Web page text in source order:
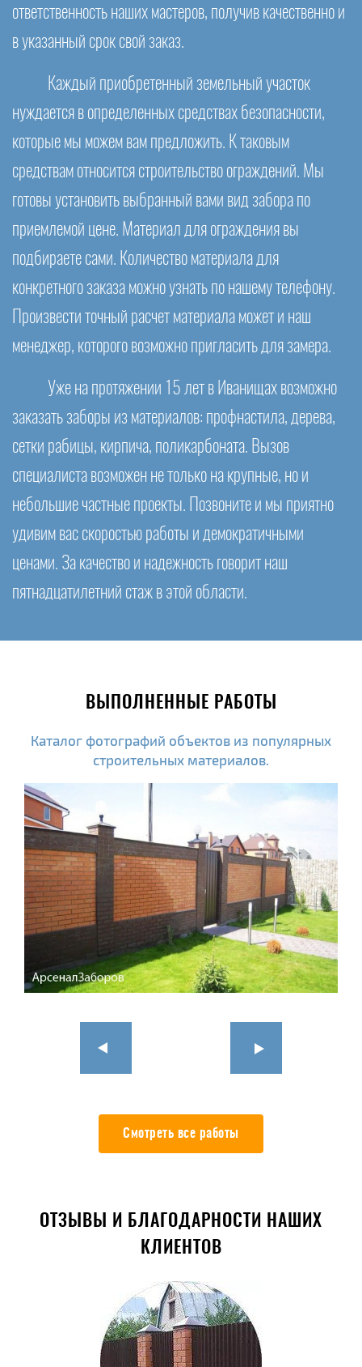
ответственность наших мастеров, получив качественно и
в указанный срок свой заказ.
Каждый приобретенный земельный участок
нуждается в определенных средствах безопасности,
которые мы можем вам предложить. К таковым
средствам относится строительство ограждений. Мы
готовы установить выбранный вами вид забора по
приемлемой цене. Материал для ограждения вы
подбираете сами. Количество материала для
конкретного заказа можно узнать по нашему телефону.
Произвести точный расчет материала может и наш
менеджер, которого возможно пригласить для замера.
Уже на протяжении 15 лет в Иванищах возможно
заказать заборы из материалов: профнастила, дерева,
сетки рабицы, кирпича, поликарбоната. Вызов
специалиста возможен не только на крупные, но и
небольшие частные проекты. Позвоните и мы приятно
удивим вас скоростью работы и демократичными
ценами. За качество и надежность говорит наш
пятнадцатилетний стаж в этой области.
ВЫПОЛНЕННЫЕ РАБОТЫ
Каталог фотографий объектов из популярных
строительных материалов.
Смотреть все работы
ОТЗЫВЫ И БЛАГОДАРНОСТИ НАШИХ
КЛИЕНТОВ